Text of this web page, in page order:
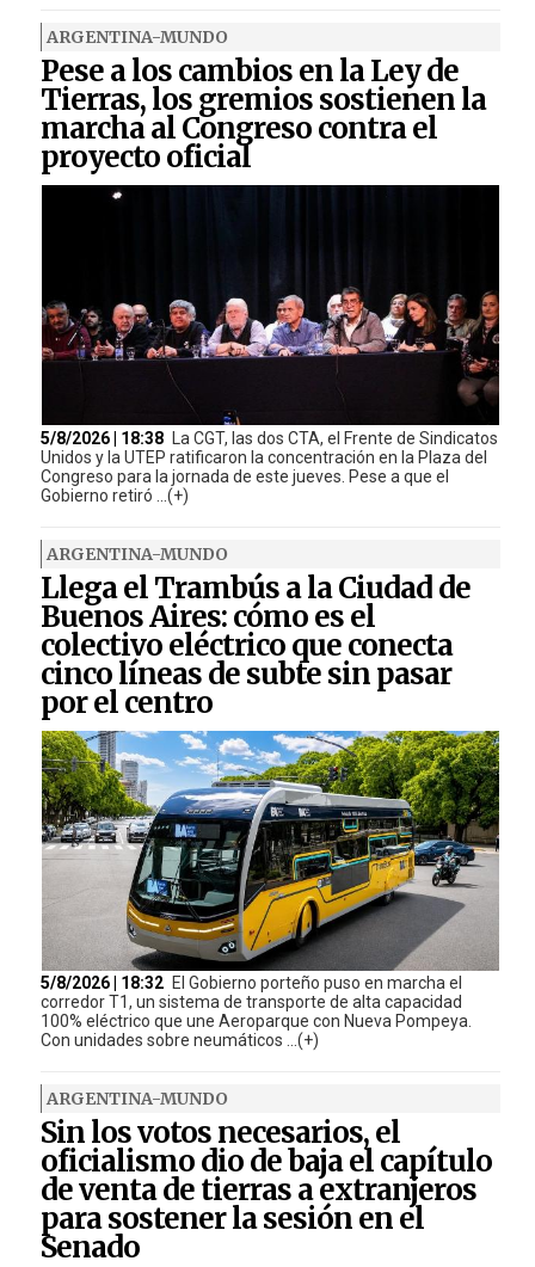
ARGENTINA-MUNDO
Pese a los cambios en la Ley de
Tierras, los gremios sostienen la
marcha al Congreso contra el
proyecto oficial
5/8/2026 | 18:38
La CGT, las dos CTA, el Frente de Sindicatos
Unidos y la UTEP ratificaron la concentración en la Plaza del
Congreso para la jornada de este jueves. Pese a que el
Gobierno retiró ...(+)
ARGENTINA-MUNDO
Llega el Trambús a la Ciudad de
Buenos Aires: cómo es el
colectivo eléctrico que conecta
cinco líneas de subte sin pasar
por el centro
5/8/2026 | 18:32 El Gobierno porteño puso en marcha el
corredor T1, un sistema de transporte de alta capacidad
100% eléctrico que une Aeroparque con Nueva Pompeya.
Con unidades sobre neumáticos ...(+)
ARGENTINA-MUNDO
Sin los votos necesarios, el
oficialismo dio de baja el capítulo
de venta de tierras a extranjeros
para sostener la sesión en el
Senado